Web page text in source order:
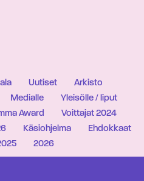
Uutiset
Arkisto
Medialle
Yleisölle / liput
Award
Voittajat 2024
Käsiohjelma
Ehdokkaat
2026